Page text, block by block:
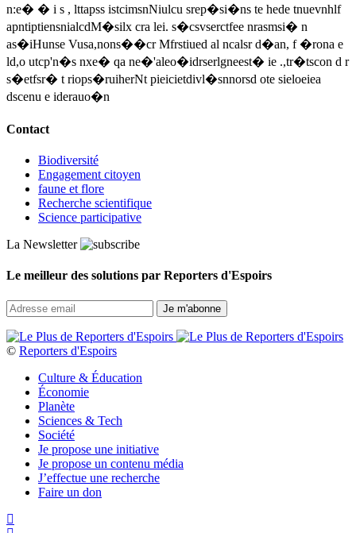
n:e� � i s , lttapss istcimsnNiulcu srep�si�ns te hede tnuevnhlf
apntiptiensnialcdM�silx cra lei. s�csvserctfee nrasmsi� n
as�iHunse Vusa,nons��cr Mfrstiued al ncalsr d�an, f �rona e
ld,o utcp'n�s nxe� qa ne�'aleo�idrserlgneest� ie .,tr�tscon d r
s�etfsr� t riops�ruiherNt pieicietdivl�snnorsd ote sieloeiea
dscenu e iderauo�n
Contact
Biodiversité
Engagement citoyen
faune et flore
Recherche scientifique
Science participative
La Newsletter
Le meilleur des solutions par Reporters d'Espoirs
© Reporters d'Espoirs
Culture & Éducation
Économie
Planète
Sciences & Tech
Société
Je propose une initiative
Je propose un contenu média
J’effectue une recherche
Faire un don